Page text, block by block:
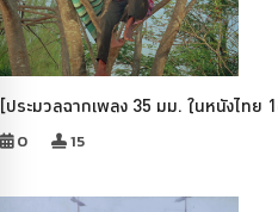
[ประมวลฉากเพลง 35 มม. ในหนังไทย
0 15